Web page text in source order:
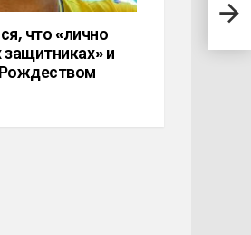
что «лично
и